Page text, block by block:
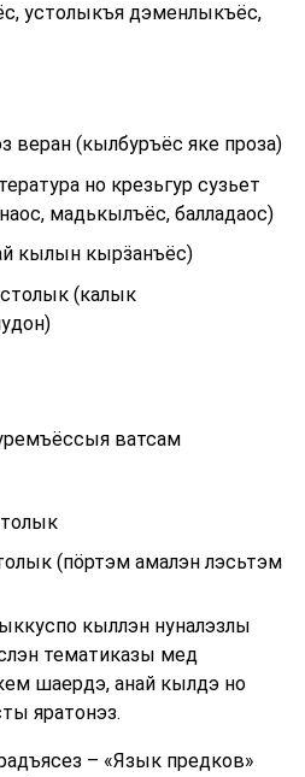
устолыкъя дэменлыкъёс,
веран (кылбуръёс яке проза)
но крезьгур сузьет
мадькылъёс, балладаос)
кылын кырӟанъёс)
(калык
ватсам
(пӧртэм амалэн лэсьтэм
кыллэн нуналэзлы
тематиказы мед
шаердэ, анай кылдэ но
яратонэз.
– «Язык предков»